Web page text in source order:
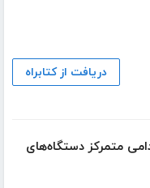
دریافت از کتابراه
متمرکز دستگاه‌های